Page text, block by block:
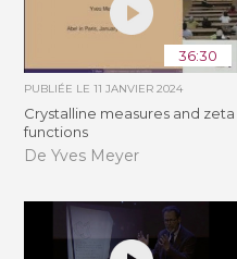
36:30
PUBLIÉE LE11 JANVIER 2024
Crystalline measures and zeta
functions
De Yves Meyer